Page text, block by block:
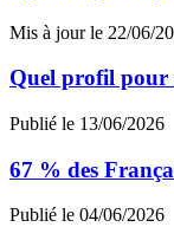
Mis à jour le 22/06/
Quel profil pour
Publié le 13/06/2026
67 % des
Publié le 04/06/2026